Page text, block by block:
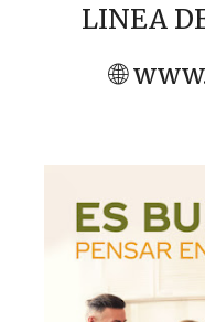
LINEA
🌐